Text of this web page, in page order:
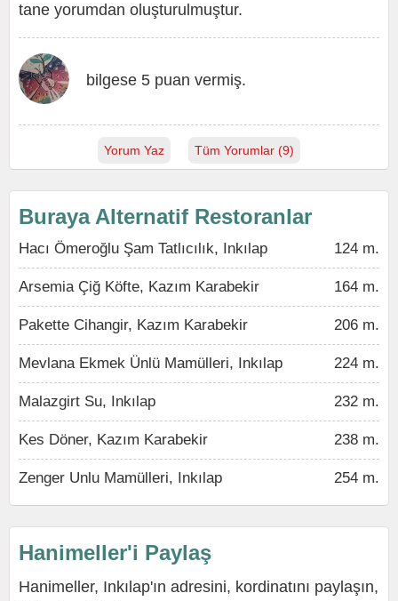
tane yorumdan oluşturulmuştur.
bilgese 5 puan vermiş.
Yorum Yaz Tüm Yorumlar (9)
Buraya Alternatif Restoranlar
Hacı Ömeroğlu Şam Tatlıcılık, Inkılap 124 m.
Arsemia Çiğ Köfte, Kazım Karabekir 164 m.
Pakette Cihangir, Kazım Karabekir 206 m.
Mevlana Ekmek Ünlü Mamülleri, Inkılap 224 m.
Malazgirt Su, Inkılap 232 m.
Kes Döner, Kazım Karabekir 238 m.
Zenger Unlu Mamülleri, Inkılap 254 m.
Hanimeller'i Paylaş
Hanimeller, Inkılap'ın adresini, kordinatını paylaşın,